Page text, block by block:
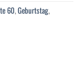
60,Geburtstag,